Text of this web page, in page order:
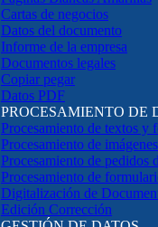
Cartas de negocios
Datos del documento
Informe de la empresa
Documentos legales
Copiar pegar
Datos PDF
PROCESAMIENTO DE
Procesamiento de textos y
Procesamiento de imágenes
Procesamiento de pedidos
Procesamiento de
Digitalización de
Edición Corrección